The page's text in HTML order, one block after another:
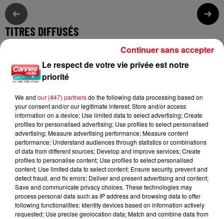
TITRES DIFFUSÉS
0h54
0h54
OLIVIA RODRIGO
Drop Dead
0h50
0h50
OPHELIE WINTER
Dieu M'a Donne La
Foi
0h47
0h47
BENSON BOONE
Cry
L'HOROSCOPE
Le respect de votre vie privée est notre
priorité
We and our (447) partnersdo the following data processing based on
your consent and/or our legitimate interest: Store and/or access
information on a device; Use limited data to select advertising; Create
profiles for personalised advertising; Use profiles to select personalised
advertising; Measure advertising performance; Measure content
performance; Understand audiences through statistics or combinations
of data from different sources; Develop and improve services; Create
profiles to personalise content; Use profiles to select personalised
content; Use limited data to select content; Ensure security, prevent and
detect fraud, and fix errors; Deliver and present advertising and content;
Save and communicate privacy choices. These technologies may
process personal data such as IP address and browsing data to offer
following functionalities: Identify devices based on information actively
requested; Use precise geolocation data; Match and combine data from
Continuer sans accepter